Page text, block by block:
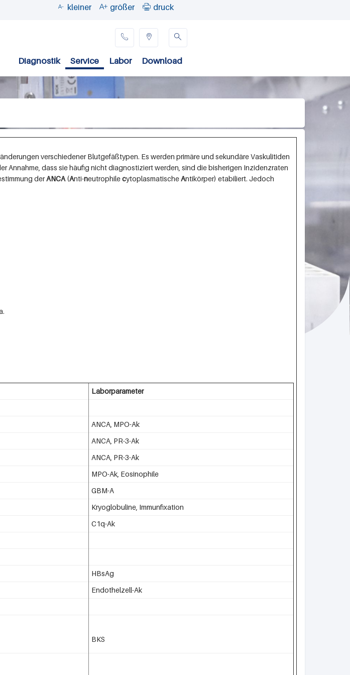
 kleiner  größer  druck

Diagnostik Service Labor Download
 
verschiedener Blutgefäßtypen. Es werden primäre und sekundäre Vaskulitiden
Annahme, dass sie häufig nicht diagnostiziert werden, sind die bisherigen Inzidenzraten
derANCA(Anti-neutrophilecytoplasmatischeAntikörper) etabiliert. Jedoch
Laborparameter
ANCA, MPO-Ak
ANCA, PR-3-Ak
ANCA, PR-3-Ak
MPO-Ak, Eosinophile
GBM-A
Kryoglobuline, Immunfixation
C1q-Ak
HBsAg
Endothelzell-Ak
BKS